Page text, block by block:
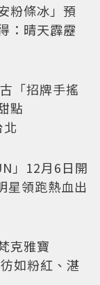
粉條冰」預
：晴天霹靂
「招牌手搖
點
」12月6日開
星領跑熱血出
克雅寶
如粉紅、湛